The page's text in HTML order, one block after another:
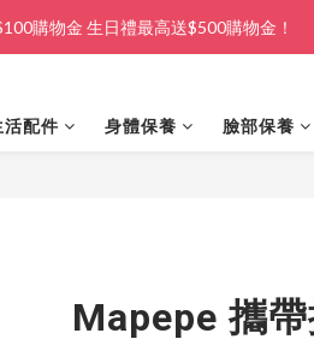
購物金 生日禮最高送$500購物金！
活配件 身體保養 臉部保養
Mapepe 攜